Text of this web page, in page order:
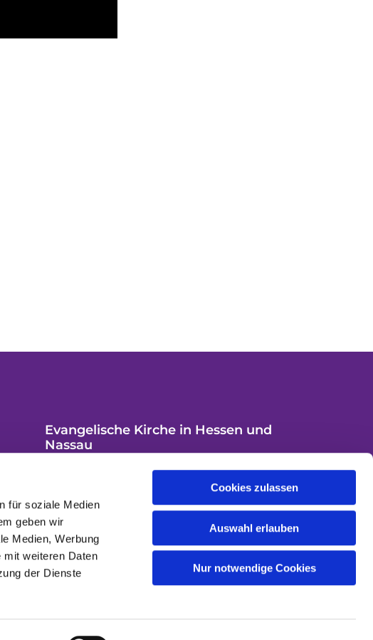
für soziale Medien
geben wir
Medien, Werbung
mit weiteren Daten
der Dienste
Cookies zulassen
Auswahl erlauben
Nur notwendige Cookies
Evangelische Kirche in Hessen und
Nassau